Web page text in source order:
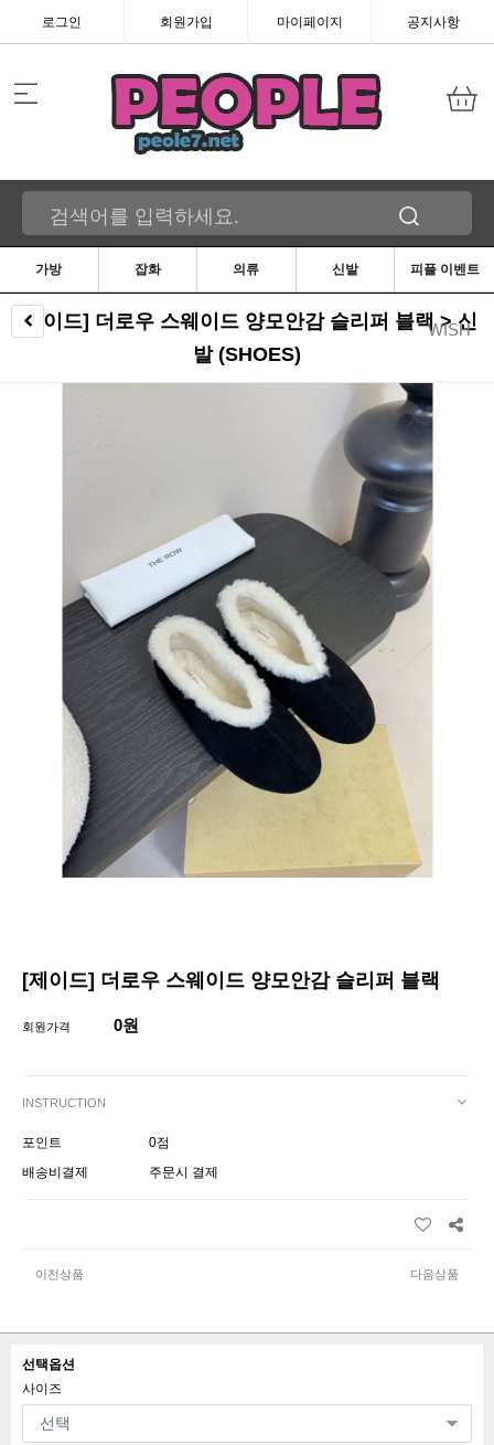
로그인 회원가입 마이페이지 공지사항
가방 잡화 의류 신발 피플 이벤트
[제이드] 더로우 스웨이드 양모안감 슬리퍼 블랙 > 신
발 (SHOES)
[제이드] 더로우 스웨이드 양모안감 슬리퍼 블랙
회원가격 0원
INSTRUCTION
포인트
0점
배송비결제
주문시 결제
이전상품 다음상품
선택옵션
사이즈
WISH